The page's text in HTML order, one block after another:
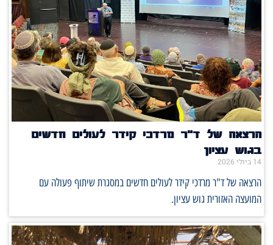
הרצאה של ד"ר מרדכי קידר לעולים חדשים
בגוש עציון
14 ביולי 2026
הרצאה של ד"ר מרדכי קידר לעולים חדשים במסגרת שיתוף פעולה עם
המועצה האזורית גוש עציון.